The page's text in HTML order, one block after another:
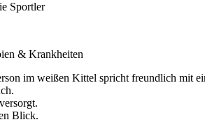
Sportler
& Krankheiten
Blick.